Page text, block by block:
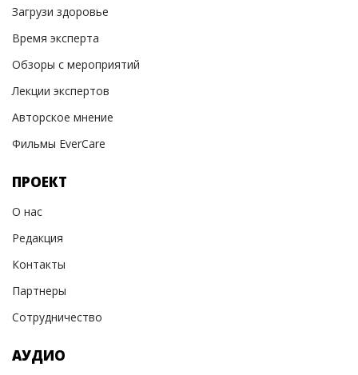
Загрузи здоровье
Время эксперта
Обзоры с мероприятий
Лекции экспертов
Авторское мнение
Фильмы EverCare
ПРОЕКТ
О нас
Редакция
Контакты
Партнеры
Сотрудничество
АУДИО